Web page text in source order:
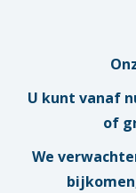
U kunt vanaf
of
We